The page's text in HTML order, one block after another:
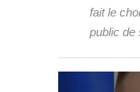
fait le
public de